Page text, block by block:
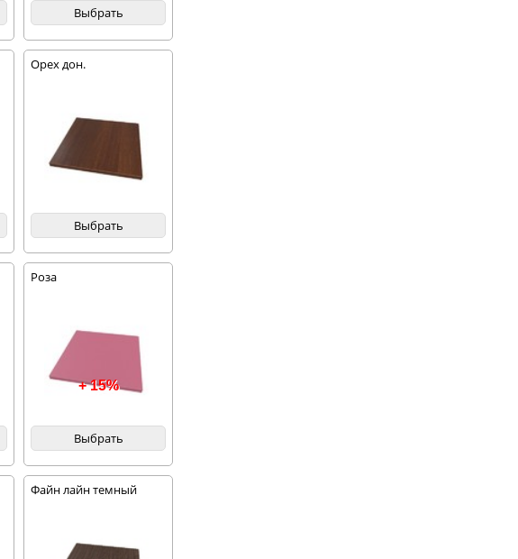
Выбрать
Орех дон.
Выбрать
Роза
+ 15%
Выбрать
Файн лайн темный